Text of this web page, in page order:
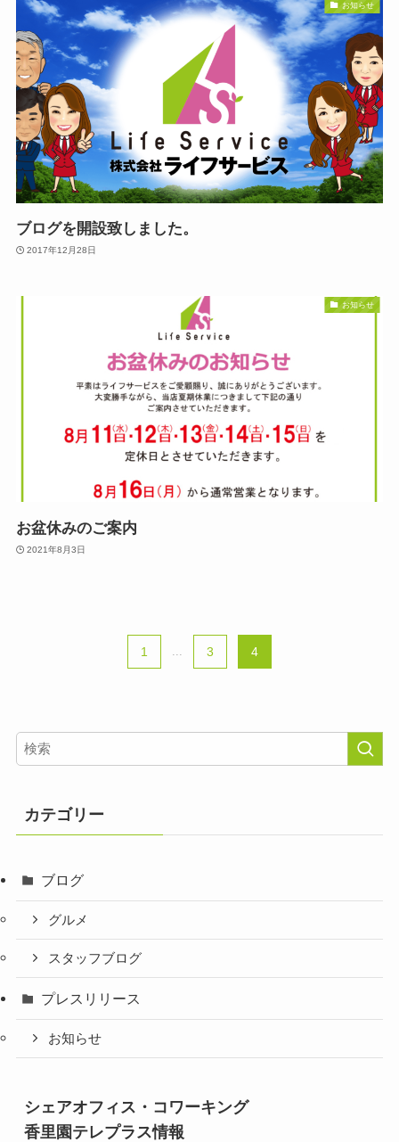
お知らせ
ブログを開設致しました。
2017年12月28日
お知らせ
お盆休みのご案内
2021年8月3日
1 ... 3 4
カテゴリー
ブログ
グルメ
スタッフブログ
プレスリリース
お知らせ
シェアオフィス・コワーキング
香里園テレプラス情報